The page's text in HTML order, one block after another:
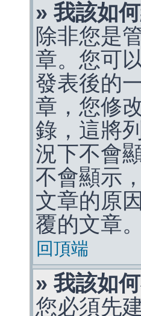
» 我該如
除非您是
章。您可
發表後的
章，您修
錄，這將
況下不會
不會顯示
文章的原
覆的文章。
回頂端
» 我該如
您必須先